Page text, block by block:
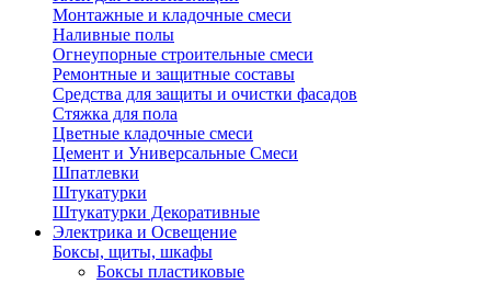
Монтажные и кладочные смеси
Наливные полы
Огнеупорные строительные смеси
Ремонтные и защитные составы
Средства для защиты и очистки фасадов
Стяжка для пола
Цветные кладочные смеси
Цемент и Универсальные Смеси
Шпатлевки
Штукатурки
Штукатурки Декоративные
Электрика и Освещение
Боксы, щиты, шкафы
Боксы пластиковые